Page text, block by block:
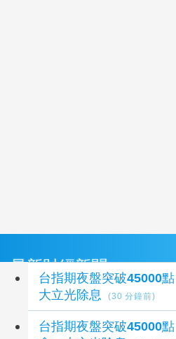
最新財經新聞
台指期夜盤突破45000
大立光除息
(30 分鐘前)
台指期夜盤突破45000